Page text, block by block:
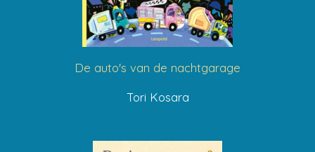
De auto's van de nachtgarage
Tori Kosara